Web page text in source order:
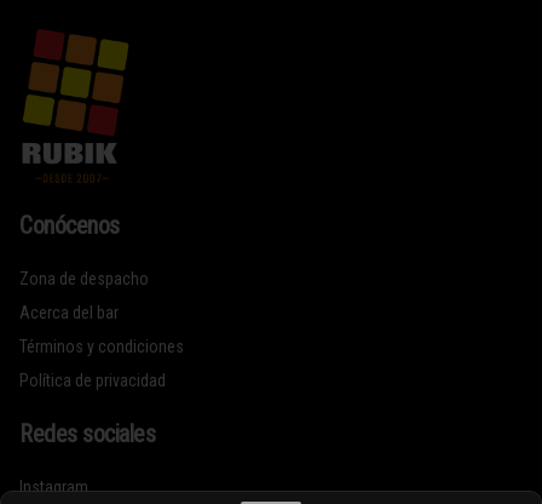
Conócenos
Zona de despacho
Acerca del bar
Términos y condiciones
Política de privacidad
Redes sociales
Instagram